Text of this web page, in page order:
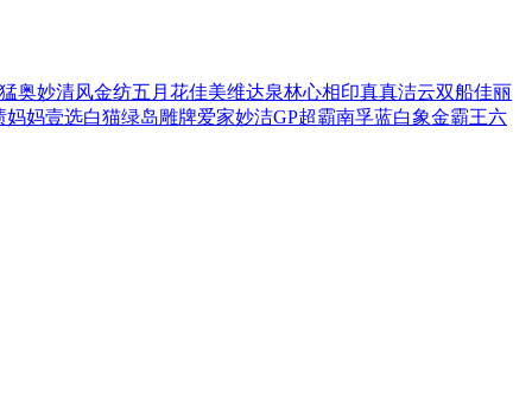
奥妙清风金纺五月花佳美维达泉林心相印真真洁云双船佳丽
妈妈壹选白猫绿岛雕牌爱家妙洁GP超霸南孚蓝白象金霸王六